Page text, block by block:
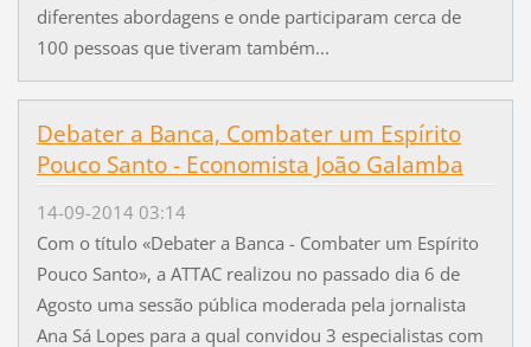
diferentes abordagens e onde participaram cerca de
100 pessoas que tiveram também...
Debater a Banca, Combater um Espírito
Pouco Santo - Economista João Galamba
14-09-2014 03:14
Com o título «Debater a Banca - Combater um Espírito
Pouco Santo», a ATTAC realizou no passado dia 6 de
Agosto uma sessão pública moderada pela jornalista
Ana Sá Lopes para a qual convidou 3 especialistas com